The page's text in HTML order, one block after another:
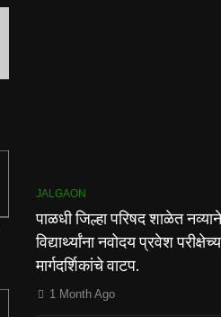
JALGAON
पाळधी जिल्हा परिषद शाळेत
विद्यार्थ्यांना नवोदय प्रवेश
मार्गदर्शिकांचे वाटप.
1 Month Ago